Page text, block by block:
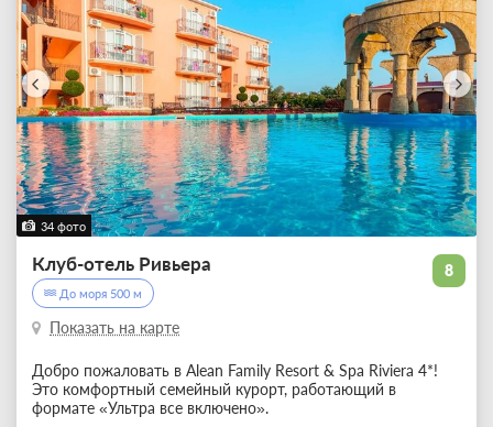
34 фото
8
Клуб-отель Ривьера
До моря 500 м
Показать на карте
Добро пожаловать в Alean Family Resort & Spa Riviera 4*!
Это комфортный семейный курорт, работающий в
формате «Ультра все включено».